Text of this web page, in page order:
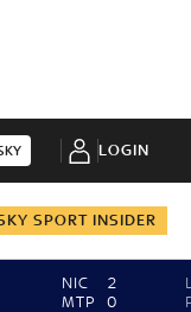
LOGIN
SPORT INSIDER
NIC
2
MTP
0